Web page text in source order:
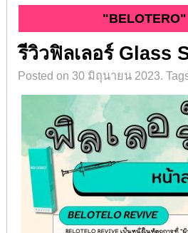
"BELOTERO"
รีวิวฟิลเลอร์ Glass
Posted on 30 มิถุนายน 2023.